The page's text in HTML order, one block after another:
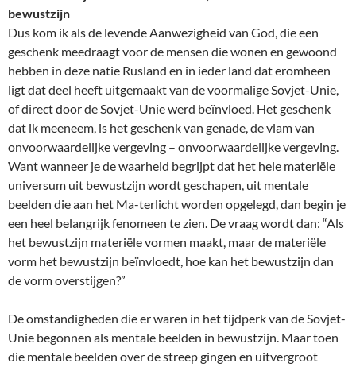
bewustzijn
Dus kom ik als de levende Aanwezigheid van God, die een
geschenk meedraagt voor de mensen die wonen en gewoond
hebben in deze natie Rusland en in ieder land dat eromheen
ligt dat deel heeft uitgemaakt van de voormalige Sovjet-Unie,
of direct door de Sovjet-Unie werd beïnvloed. Het geschenk
dat ik meeneem, is het geschenk van genade, de vlam van
onvoorwaardelijke vergeving – onvoorwaardelijke vergeving.
Want wanneer je de waarheid begrijpt dat het hele materiële
universum uit bewustzijn wordt geschapen, uit mentale
beelden die aan het Ma-terlicht worden opgelegd, dan begin je
een heel belangrijk fenomeen te zien. De vraag wordt dan: “Als
het bewustzijn materiële vormen maakt, maar de materiële
vorm het bewustzijn beïnvloedt, hoe kan het bewustzijn dan
de vorm overstijgen?”
De omstandigheden die er waren in het tijdperk van de Sovjet-
Unie begonnen als mentale beelden in bewustzijn. Maar toen
die mentale beelden over de streep gingen en uitvergroot